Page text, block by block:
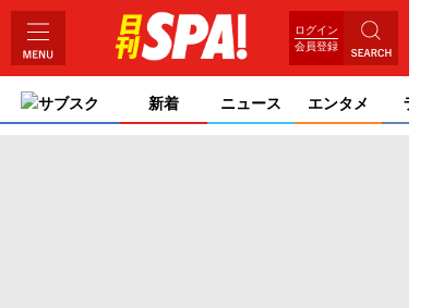
ログイン
会員登録
サブスク 新着 ニュース エンタメ ライ